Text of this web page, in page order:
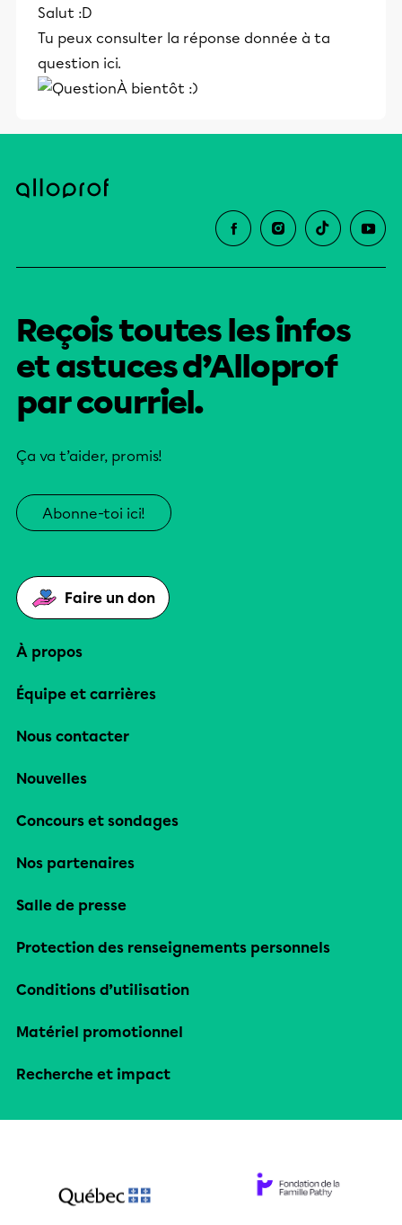
Salut :D
Tu peux consulter la réponse donnée à ta
question ici.
À bientôt :)
Reçois toutes les infos
et astuces d’Alloprof
par courriel.
Ça va t’aider, promis!
Abonne-toi ici!
Faire un don
À propos
Équipe et carrières
Nous contacter
Nouvelles
Concours et sondages
Nos partenaires
Salle de presse
Protection des renseignements personnels
Conditions d’utilisation
Matériel promotionnel
Recherche et impact